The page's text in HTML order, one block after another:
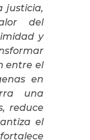
justicia,
del
y
entre el
en
una
reduce
el